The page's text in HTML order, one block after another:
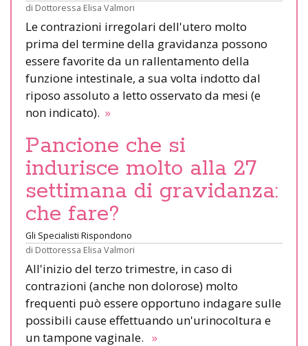
di Dottoressa Elisa Valmori
Le contrazioni irregolari dell'utero molto
prima del termine della gravidanza possono
essere favorite da un rallentamento della
funzione intestinale, a sua volta indotto dal
riposo assoluto a letto osservato da mesi (e
non indicato). »
Pancione che si
indurisce molto alla 27
settimana di gravidanza:
che fare?
Gli Specialisti Rispondono
di Dottoressa Elisa Valmori
All'inizio del terzo trimestre, in caso di
contrazioni (anche non dolorose) molto
frequenti può essere opportuno indagare sulle
possibili cause effettuando un'urinocoltura e
un tampone vaginale. »